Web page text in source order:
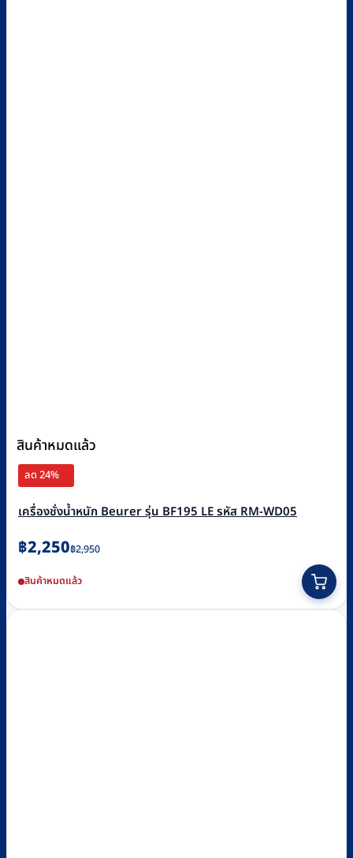
สินค้าหมดแล้ว
ลด 24%
เครื่องชั่งน้ำหนัก Beurer รุ่น BF195 LE รหัส RM-WD05
฿2,950
Original
was:
฿2,950.
฿2,250
Current
is:
฿2,250.
สินค้าหมดแล้ว